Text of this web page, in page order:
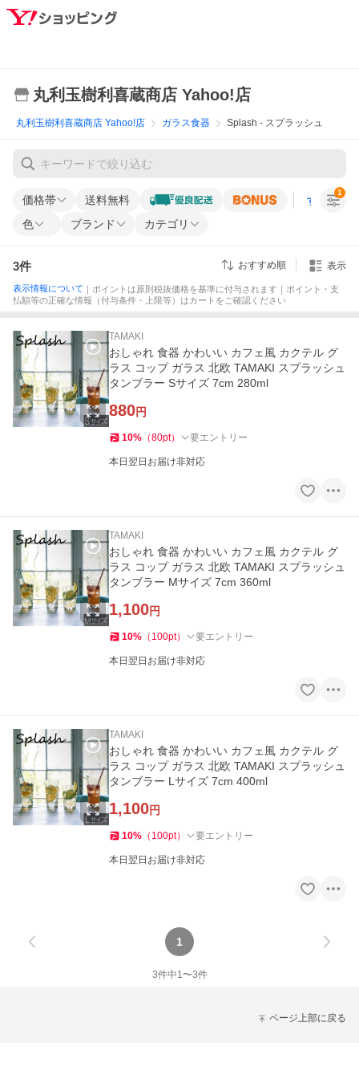
丸利玉樹利喜蔵商店 Yahoo!店
丸利玉樹利喜蔵商店 Yahoo!店 ガラス食器 Splash - スプラッシュ
価格帯 送料無料 すべての条
色 ブランド カテゴリ
1
3件 おすすめ順 表示
表示情報について ｜ポイントは原則税抜価格を基準に付与されます｜ポイント・支
払額等の正確な情報（付与条件・上限等）はカートをご確認ください
TAMAKI
おしゃれ 食器 かわいい カフェ風 カクテル グ
ラス コップ ガラス 北欧 TAMAKI スプラッシュ
タンブラー Sサイズ 7cm 280ml
880円
10% （80pt） 要エントリー
本日翌日お届け非対応
TAMAKI
おしゃれ 食器 かわいい カフェ風 カクテル グ
ラス コップ ガラス 北欧 TAMAKI スプラッシュ
タンブラー Mサイズ 7cm 360ml
1,100円
10% （ 100pt） 要エントリー
本日翌日お届け非対応
TAMAKI
おしゃれ 食器 かわいい カフェ風 カクテル グ
ラス コップ ガラス 北欧 TAMAKI スプラッシュ
タンブラー Lサイズ 7cm 400ml
1,100円
10% （ 100pt） 要エントリー
本日翌日お届け非対応
1
3件中1〜3件
ページ上部に戻る